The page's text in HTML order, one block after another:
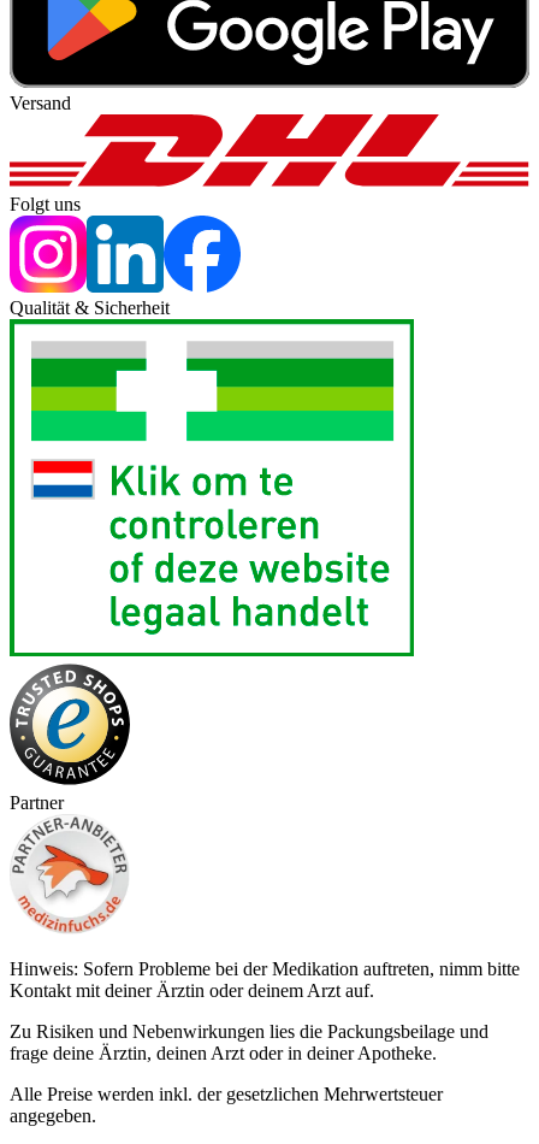
Versand
Folgt uns
Qualität & Sicherheit
Partner
Hinweis: Sofern Probleme bei der Medikation auftreten, nimm bitte
Kontakt mit deiner Ärztin oder deinem Arzt auf.
Zu Risiken und Nebenwirkungen lies die Packungsbeilage und
frage deine Ärztin, deinen Arzt oder in deiner Apotheke.
Alle Preise werden inkl. der gesetzlichen Mehrwertsteuer
angegeben.